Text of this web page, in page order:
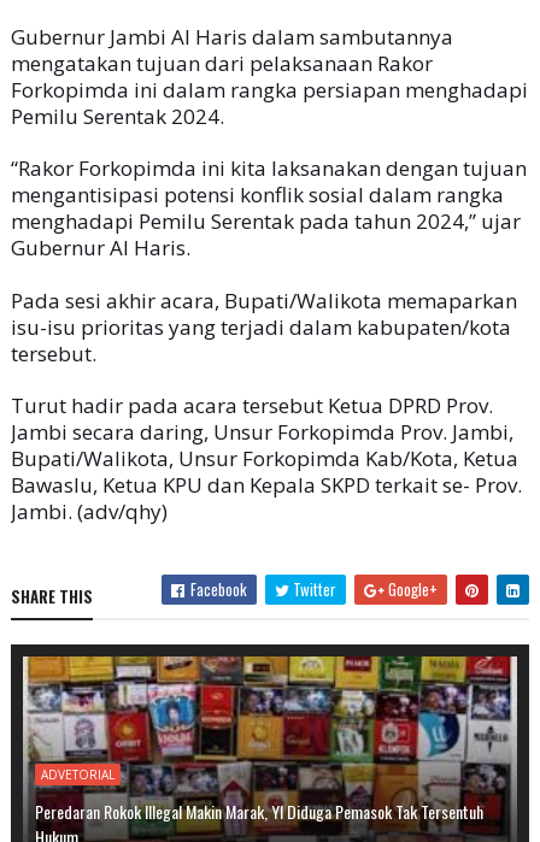
Gubernur Jambi Al Haris dalam sambutannya
mengatakan tujuan dari pelaksanaan Rakor
Forkopimda ini dalam rangka persiapan menghadapi
Pemilu Serentak 2024.
“Rakor Forkopimda ini kita laksanakan dengan tujuan
mengantisipasi potensi konflik sosial dalam rangka
menghadapi Pemilu Serentak pada tahun 2024,” ujar
Gubernur Al Haris.
Pada sesi akhir acara, Bupati/Walikota memaparkan
isu-isu prioritas yang terjadi dalam kabupaten/kota
tersebut.
Turut hadir pada acara tersebut Ketua DPRD Prov.
Jambi secara daring, Unsur Forkopimda Prov. Jambi,
Bupati/Walikota, Unsur Forkopimda Kab/Kota, Ketua
Bawaslu, Ketua KPU dan Kepala SKPD terkait se- Prov.
Jambi. (adv/qhy)
SHARE THIS Facebook Twitter Google+
ADVETORIAL
Peredaran Rokok Illegal Makin Marak, YI Diduga Pemasok Tak Tersentuh
Hukum